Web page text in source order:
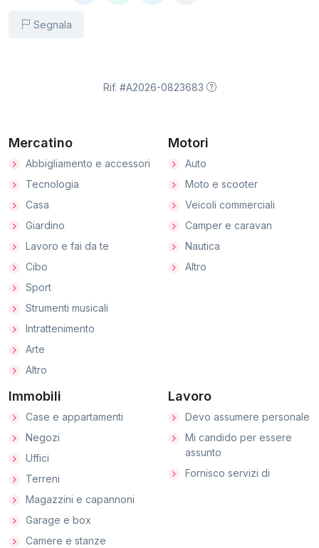
Segnala
Rif. #A2026-0823683
Mercatino
Abbigliamento e accessori
Tecnologia
Casa
Giardino
Lavoro e fai da te
Cibo
Sport
Strumenti musicali
Intrattenimento
Arte
Altro
Motori
Auto
Moto e scooter
Veicoli commerciali
Camper e caravan
Nautica
Altro
Immobili
Case e appartamenti
Negozi
Uffici
Terreni
Magazzini e capannoni
Garage e box
Camere e stanze
Lavoro
Devo assumere personale
Mi candido per essere
assunto
Fornisco servizi di